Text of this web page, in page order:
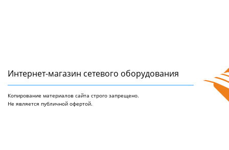
Интернет-магазин сетeвого оборудования
Копирование материалов сайта строго запрещено.
Не является публичной офертой.